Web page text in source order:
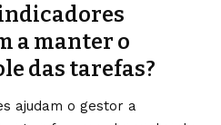
a manter o
das tarefas?
ajudam o gestor a